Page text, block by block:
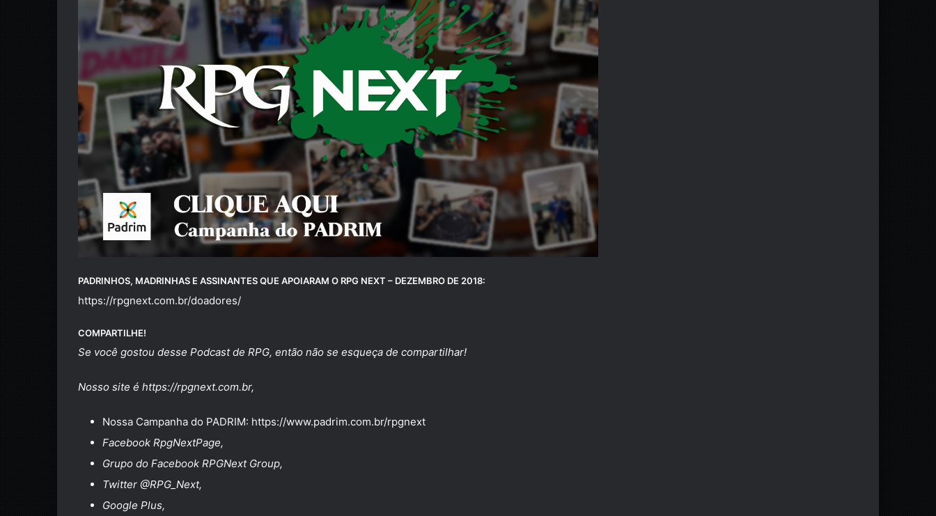
PADRINHOS, MADRINHAS E ASSINANTES QUE APOIARAM O RPG NEXT – DEZEMBRO DE 2018:
https://rpgnext.com.br/doadores/
COMPARTILHE!
Se você gostou desse Podcast de RPG, então não se esqueça de compartilhar!
Nosso site é https://rpgnext.com.br,
Nossa Campanha do PADRIM: https://www.padrim.com.br/rpgnext
Facebook RpgNextPage,
Grupo do Facebook RPGNext Group,
Twitter @RPG_Next,
Google Plus,